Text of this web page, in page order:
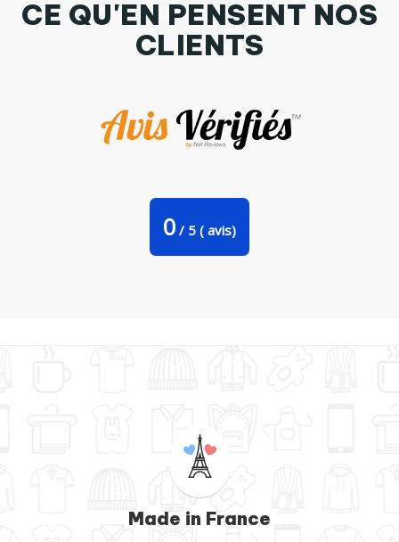
CE QU'EN PENSENT NOS
CLIENTS
0 / 5 ( avis)
Made in France